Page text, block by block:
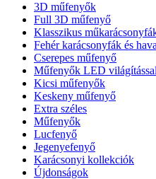
3D műfenyők
Full 3D műfenyő
Klasszikus
Fehér karácsonyfák és
Cserepes műfenyő
Műfenyők LED
Kicsi műfenyők
Keskeny műfenyő
Extra széles
Műfenyők
Lucfenyő
Jegenyefenyő
Karácsonyi kollekciók
Újdonságok